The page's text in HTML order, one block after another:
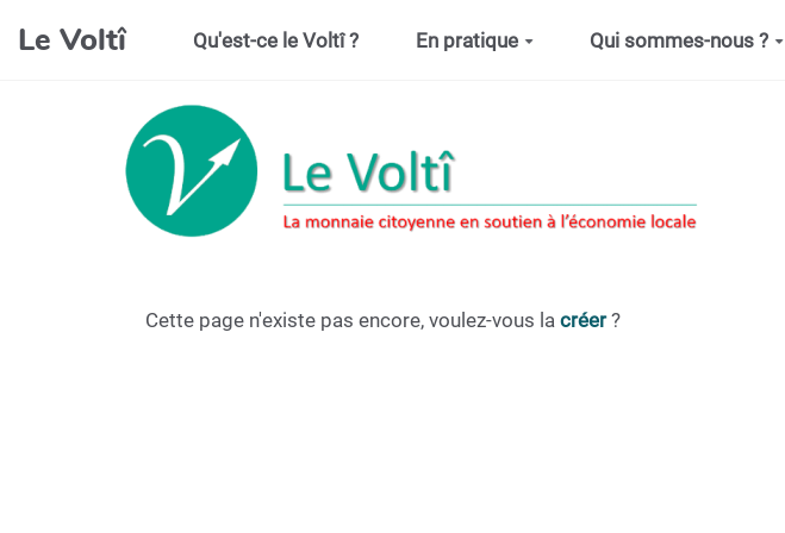
Aller au contenu principal
Le Voltî Qu'est-ce le Voltî ? En pratique Qui sommes-nous ?
Cette page n'existe pas encore, voulez-vous la créer?